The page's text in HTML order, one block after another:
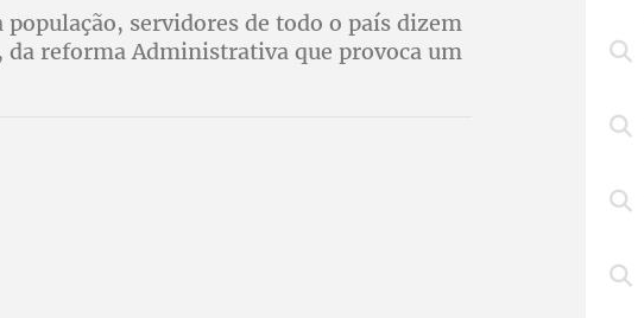
população, servidores de todo o país dizem
da reforma Administrativa que provoca um